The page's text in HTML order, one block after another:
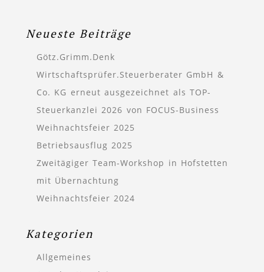
Neueste Beiträge
Götz.Grimm.Denk
Wirtschaftsprüfer.Steuerberater GmbH &
Co. KG erneut ausgezeichnet als TOP-
Steuerkanzlei 2026 von FOCUS-Business
Weihnachtsfeier 2025
Betriebsausflug 2025
Zweitägiger Team-Workshop in Hofstetten
mit Übernachtung
Weihnachtsfeier 2024
Kategorien
Allgemeines